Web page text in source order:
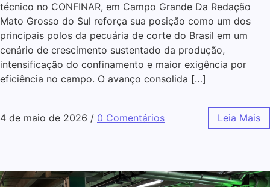
técnico no CONFINAR, em Campo Grande Da Redação
Mato Grosso do Sul reforça sua posição como um dos
principais polos da pecuária de corte do Brasil em um
cenário de crescimento sustentado da produção,
intensificação do confinamento e maior exigência por
eficiência no campo. O avanço consolida […]
4 de maio de 2026 / 0 Comentários Leia Mais